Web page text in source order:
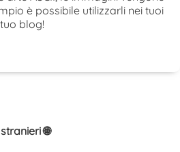
è possibile utilizzarli nei tuoi
blog!
🌐